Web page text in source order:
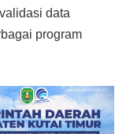
data
program